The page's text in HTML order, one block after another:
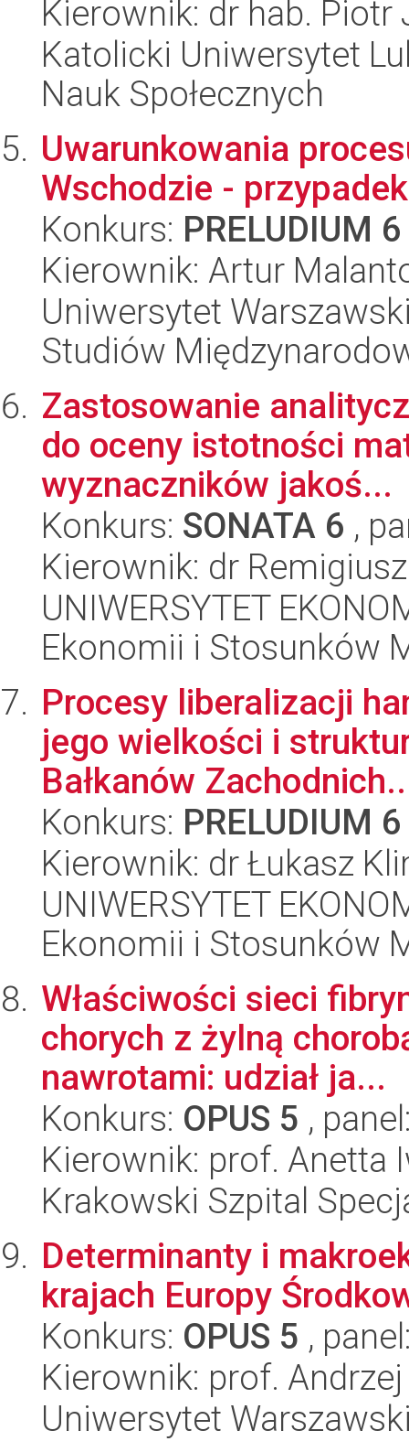
Kierownik: dr hab. Piotr
Katolicki Uniwersytet
Nauk Społecznych
Uwarunkowania
Wschodzie -
Konkurs: PRELUDIUM 6
Kierownik: Artur
Uniwersytet
Studiów
Zastosowanie
do oceny istotności
wyznaczników jakoś...
Konkurs: SONATA 6 ,
Kierownik: dr
UNIWERSYTET
Ekonomii i Stosunków
Procesy liberalizacji
jego wielkości i
Bałkanów
Konkurs: PRELUDIUM 6
Kierownik: dr Łukasz
UNIWERSYTET
Ekonomii i Stosunków
Właściwości sieci
chorych z żylną
nawrotami: udział ja...
Konkurs: OPUS 5 ,
Kierownik: prof. Anetta
Krakowski Szpital
Determinanty i
krajach Europy
Konkurs: OPUS 5 ,
Kierownik: prof.
Uniwersytet